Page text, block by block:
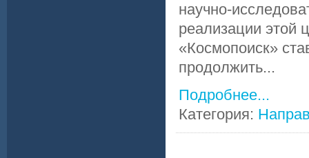
научно-
реализации
«Космопоиск»
продолжить...
Подробнее...
Категория: